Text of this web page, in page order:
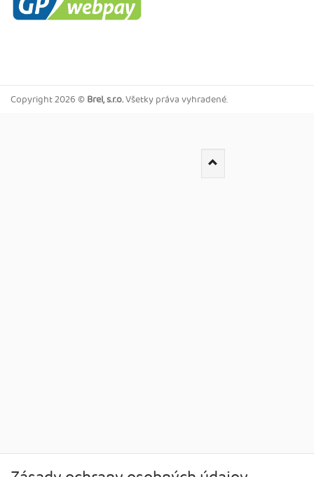
Copyright2026 ©Brel, s.r.o.Všetky práva vyhradené.